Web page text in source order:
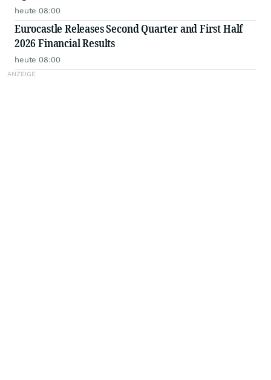
heute 08:00
Eurocastle Releases Second Quarter and First Half
2026 Financial Results
heute 08:00